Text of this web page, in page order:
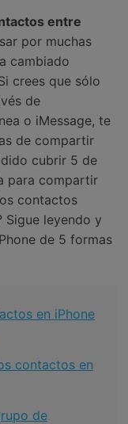
entre
por muchas
cambiado
crees que sólo
de
o iMessage, te
de compartir
cubrir 5 de
para compartir
contactos
Sigue leyendo y
de 5 formas
en iPhone
contactos en
de